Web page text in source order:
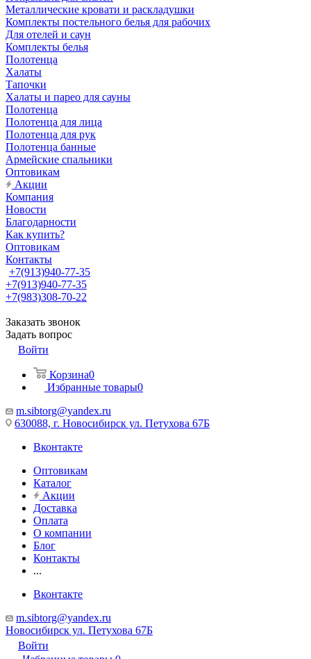
Металлические кровати и раскладушки
Комплекты постельного белья для рабочих
Для отелей и саун
Комплекты белья
Полотенца
Халаты
Тапочки
Халаты и парео для сауны
Полотенца
Полотенца для лица
Полотенца для рук
Полотенца банные
Армейские спальники
Оптовикам
Акции
Компания
Новости
Благодарности
Как купить?
Оптовикам
Контакты
+7(913)940-77-35
+7(913)940-77-35
+7(983)308-70-22
Заказать звонок
Задать вопрос
Войти
Корзина0
Избранные товары0
m.sibtorg@yandex.ru
630088, г. Новосибирск ул. Петухова 67Б
Вконтакте
Оптовикам
Каталог
Акции
Доставка
Оплата
О компании
Блог
Контакты
...
Вконтакте
m.sibtorg@yandex.ru
Новосибирск ул. Петухова 67Б
Войти